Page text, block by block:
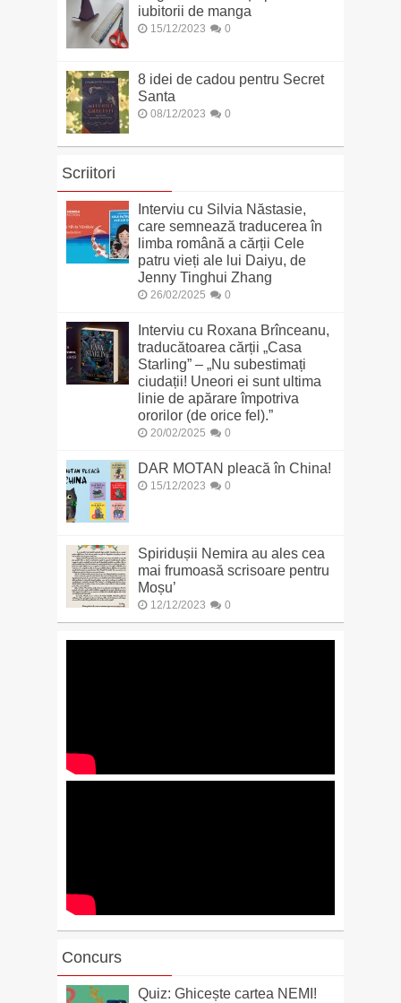
iubitorii de manga
15/12/2023 0
8 idei de cadou pentru Secret
Santa
08/12/2023 0
Scriitori
Interviu cu Silvia Năstasie,
care semnează traducerea în
limba română a cărții Cele
patru vieți ale lui Daiyu, de
Jenny Tinghui Zhang
26/02/2025 0
Interviu cu Roxana Brînceanu,
traducătoarea cărții „Casa
Starling” – „Nu subestimați
ciudații! Uneori ei sunt ultima
linie de apărare împotriva
ororilor (de orice fel).”
20/02/2025 0
DAR MOTAN pleacă în China!
15/12/2023 0
Spiridușii Nemira au ales cea
mai frumoasă scrisoare pentru
Moșu’
12/12/2023 0
Concurs
Quiz: Ghicește cartea NEMI!